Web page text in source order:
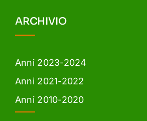
ARCHIVIO
Anni 2023-2024
Anni 2021-2022
Anni 2010-2020